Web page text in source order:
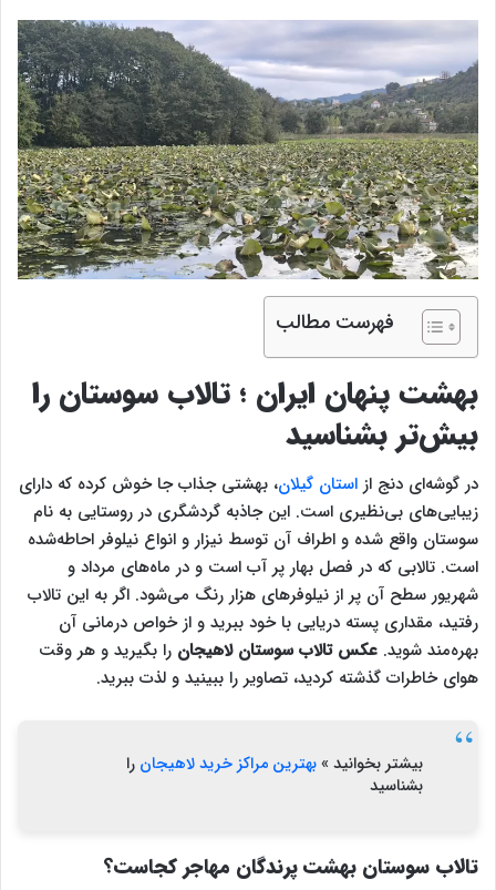
فهرست مطالب
بهشت پنهان ایران ؛ تالاب سوستان را
بیش‌‌تر بشناسید‌
در گوشه‌ای دنج از استان گیلان، بهشتی جذاب جا خوش کرده که دارای
زیبایی‌های بی‌نظیری است. این جاذبه گردشگری در روستایی به نام
سوستان واقع شده‌‌ و اطراف آن توسط نیزار و انواع نیلوفر احاطه‌شده
است. تالابی که در فصل بهار پر آب است و در ماه‌های مرداد و
شهریور سطح آن پر از نیلوفرهای هزار رنگ می‌شود. اگر به این تالاب
رفتید، مقداری پسته دریایی با خود ببرید و از خواص درمانی آن
بهره‌مند شوید. عکس تالاب سوستان لاهیجان را بگیرید و هر وقت
هوای خاطرات گذشته کردید، تصاویر را ببینید و لذت ببرید.
بیشتر بخوانید »بهترین مراکز خرید لاهیجان را
بشناسید
تالاب سوستان بهشت پرندگان مهاجر کجاست؟